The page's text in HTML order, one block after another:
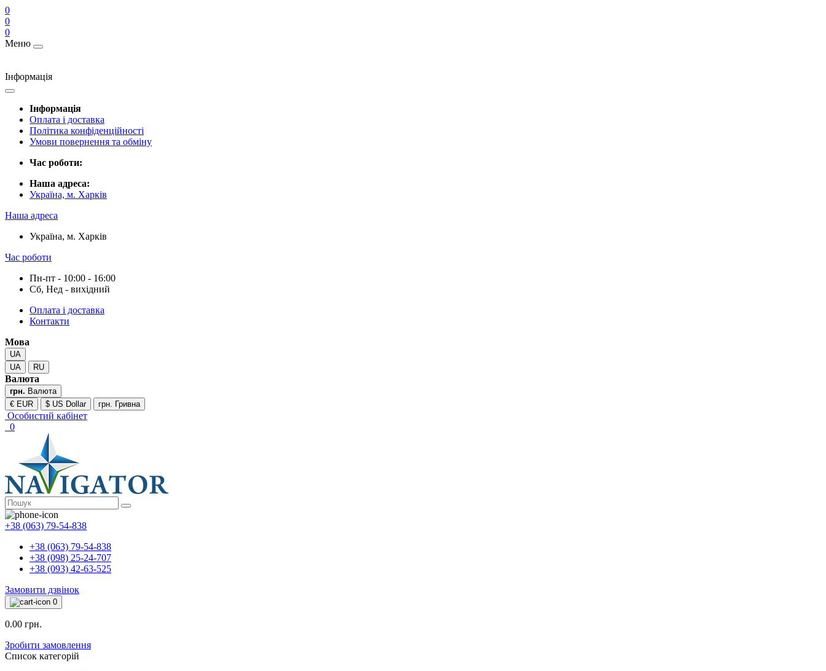
0
0
0
Меню
Інформація
Інформація
Оплата і доставка
Політика конфіденційності
Умови повернення та обміну
Час роботи:
Наша адреса:
Україна, м. Харків
Наша адреса
Україна, м. Харків
Час роботи
Пн-пт - 10:00 - 16:00
Сб, Нед - вихідний
Оплата і доставка
Контакти
Мова
UA
UA
RU
Валюта
грн. Валюта
€ EUR
$ US Dollar грн. Гривна
Особистий кабінет
0
+38 (063) 79-54-838
+38 (063) 79-54-838
+38 (098) 25-24-707
+38 (093) 42-63-525
Замовити дзвінок
0
0.00 грн.
Зробити замовлення
Список категорій